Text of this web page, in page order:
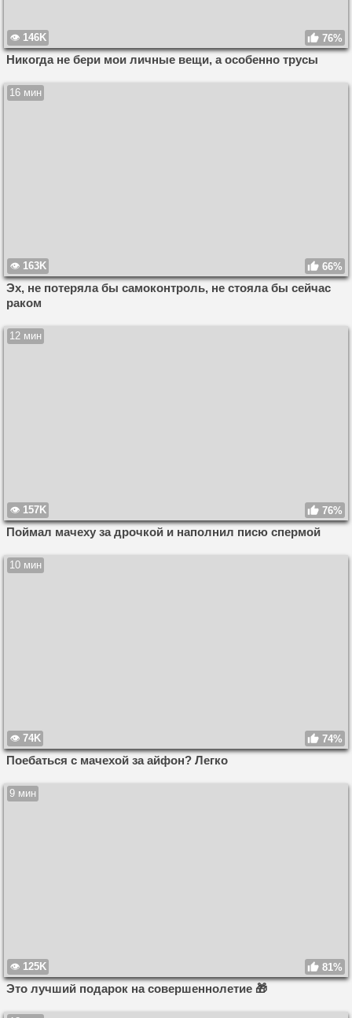
146K 76%
Никогда не бери мои личные вещи, а особенно трусы
16 мин
163K 66%
Эх, не потеряла бы самоконтроль, не стояла бы сейчас
раком
12 мин
157K 76%
Поймал мачеху за дрочкой и наполнил писю спермой
10 мин
74K 74%
Поебаться с мачехой за айфон? Легко
9 мин
125K 81%
Это лучший подарок на совершеннолетие 🎁